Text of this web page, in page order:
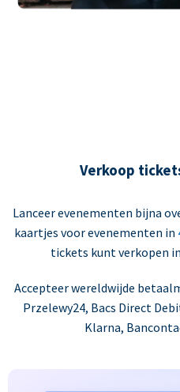
Verkoop
Lanceer evenementen bijna
kaartjes voor evenementen in
tickets kunt verkopen
Accepteer wereldwijde
Przelewy24, Bacs Direct
Klarna,